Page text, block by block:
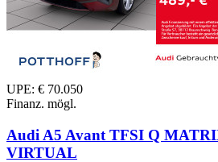
UPE: € 70.050
Finanz. mögl.
Audi A5 Avant TFSI Q
VIRTUAL